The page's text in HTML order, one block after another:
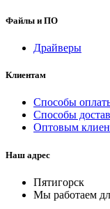
Файлы и ПО
Драйверы
Клиентам
Способы
Способы
Оптовым
Наш адрес
Пятигорск
Мы работаем